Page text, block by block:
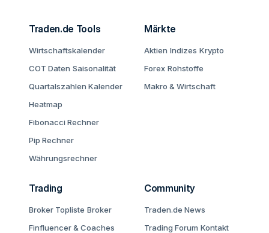
Traden.de Tools
Wirtschaftskalender
COT Daten Saisonalität
Quartalszahlen Kalender
Heatmap
Fibonacci Rechner
Pip Rechner
Währungsrechner
Märkte
Aktien Indizes Krypto
Forex Rohstoffe
Makro & Wirtschaft
Trading
Broker Topliste Broker
Finfluencer & Coaches
Community
Traden.de News
Trading Forum Kontakt